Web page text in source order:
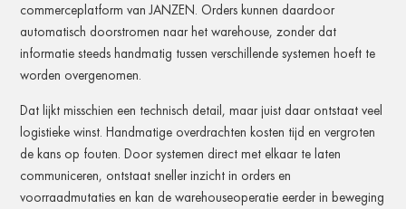
commerceplatform van JANZEN. Orders kunnen daardoor
automatisch doorstromen naar het warehouse, zonder dat
informatie steeds handmatig tussen verschillende systemen hoeft te
worden overgenomen.
Dat lijkt misschien een technisch detail, maar juist daar ontstaat veel
logistieke winst. Handmatige overdrachten kosten tijd en vergroten
de kans op fouten. Door systemen direct met elkaar te laten
communiceren, ontstaat sneller inzicht in orders en
voorraadmutaties en kan de warehouseoperatie eerder in beweging